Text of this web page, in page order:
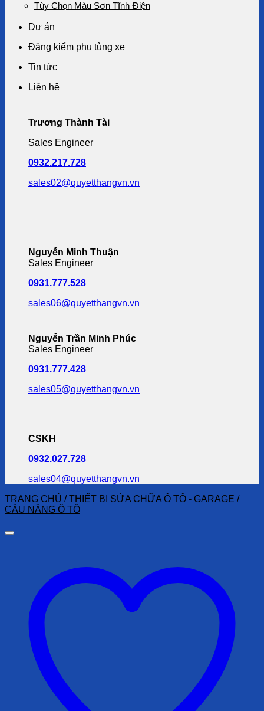
Tùy Chọn Màu Sơn Tĩnh Điện
Dự án
Đăng kiểm phụ tùng xe
Tin tức
Liên hệ
Trương Thành Tài
Sales Engineer
0932.217.728
sales02@quyetthangvn.vn
Nguyễn Minh Thuận
Sales Engineer
0931.777.528
sales06@quyetthangvn.vn
Nguyễn Trần Minh Phúc
Sales Engineer
0931.777.428
sales05@quyetthangvn.vn
CSKH
0932.027.728
sales04@quyetthangvn.vn
TRANG CHỦ / THIẾT BỊ SỬA CHỮA Ô TÔ - GARAGE /
CẦU NÂNG Ô TÔ